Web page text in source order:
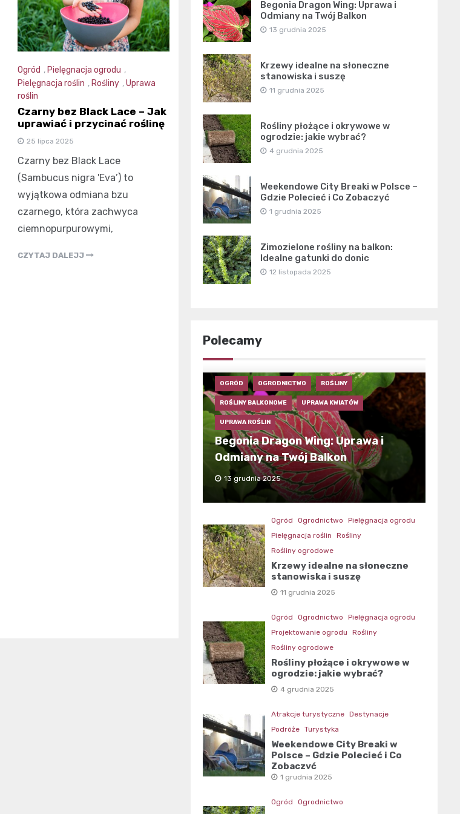
Ogród , Pielęgnacja ogrodu ,
Pielęgnacja roślin , Rośliny ,Uprawa
roślin
Czarny bez Black Lace – Jak
uprawiać i przycinać roślinę
25 lipca 2025
Czarny bez Black Lace
(Sambucus nigra 'Eva’) to
wyjątkowa odmiana bzu
czarnego, która zachwyca
ciemnopurpurowymi,
CZYTAJ DALEJJ
Begonia Dragon Wing: Uprawa i
Odmiany na Twój Balkon
13 grudnia 2025
Krzewy idealne na słoneczne
stanowiska i suszę
11 grudnia 2025
Rośliny płożące i okrywowe w
ogrodzie: jakie wybrać?
4 grudnia 2025
Weekendowe City Breaki w Polsce –
Gdzie Polecieć i Co Zobaczyć
1 grudnia 2025
Zimozielone rośliny na balkon:
Idealne gatunki do donic
12 listopada 2025
Polecamy
OGRÓD OGRODNICTWO ROŚLINY
ROŚLINY BALKONOWE UPRAWA KWIATÓW
UPRAWA ROŚLIN
Begonia Dragon Wing: Uprawa i
Odmiany na Twój Balkon
13 grudnia 2025
Ogród Ogrodnictwo
Pielęgnacja ogrodu
Pielęgnacja roślin
Rośliny
Rośliny ogrodowe
Krzewy idealne na słoneczne
stanowiska i suszę
11 grudnia 2025
Ogród Ogrodnictwo
Pielęgnacja ogrodu
Projektowanie ogrodu
Rośliny
Rośliny ogrodowe
Rośliny płożące i okrywowe w
ogrodzie: jakie wybrać?
4 grudnia 2025
Atrakcje turystyczne Destynacje
Podróże Turystyka
Weekendowe City Breaki w
Polsce – Gdzie Polecieć i Co
Zobaczyć
1 grudnia 2025
Ogród
Ogrodnictwo